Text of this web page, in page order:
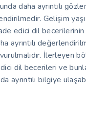
daha ayrıntılı
Gelişim
edici dil
ayrıntılı
İlerleyen
dil becerileri ve
ayrıntılı bilgiye